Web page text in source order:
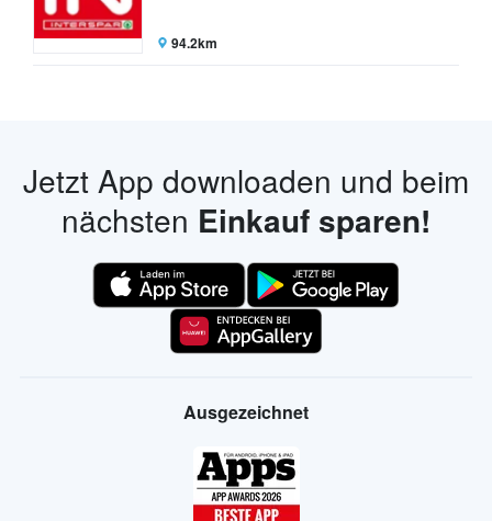
94.2km
Jetzt App downloaden und beim
nächsten Einkauf sparen!
Ausgezeichnet